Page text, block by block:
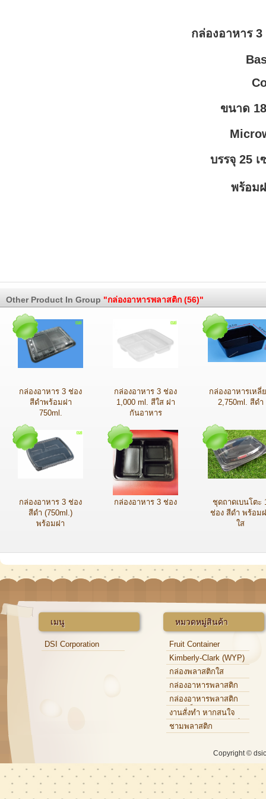
กล่องอาหาร
ขนาด
บรรจุ 25เ
พร้อม
Other Product In Group "กล่องอาหารพลาสติก (56)"
กล่องอาหาร 3 ช่อง
สีดำพร้อมฝา
750ml.
กล่องอาหาร 3 ช่อง
1,000 ml. สีใส ฝา
กันอาหาร
กล่องอาหารเหลี่
2,750ml. สีดำ
กล่องอาหาร 3 ช่อง
สีดำ (750ml.)
พร้อมฝา
กล่องอาหาร 3 ช่อง
ชุดถาดเบนโตะ
ช่อง สีดำ พร้อม
ใส
เมนู
DSI Corporation
หมวดหมู่สินค้า
Fruit Container
Kimberly-Clark (WYP)
กล่องพลาสติกใส
กล่องอาหารพลาสติก
กล่องอาหารพลาสติก
แบบแข็ง
งานสั่งทำ หากสนใจ
กรุณาติดต่อเจ้าหน้าที่
ชามพลาสติก
Copyright ©